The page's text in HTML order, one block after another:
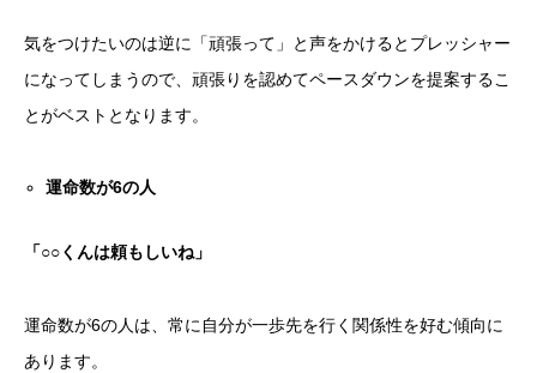
気をつけたいのは逆に「頑張って」と声をかけるとプレッシャー
になってしまうので、頑張りを認めてペースダウンを提案するこ
とがベストとなります。
運命数が6の人
「○○くんは頼もしいね」
運命数が6の人は、常に自分が一歩先を行く関係性を好む傾向に
あります。